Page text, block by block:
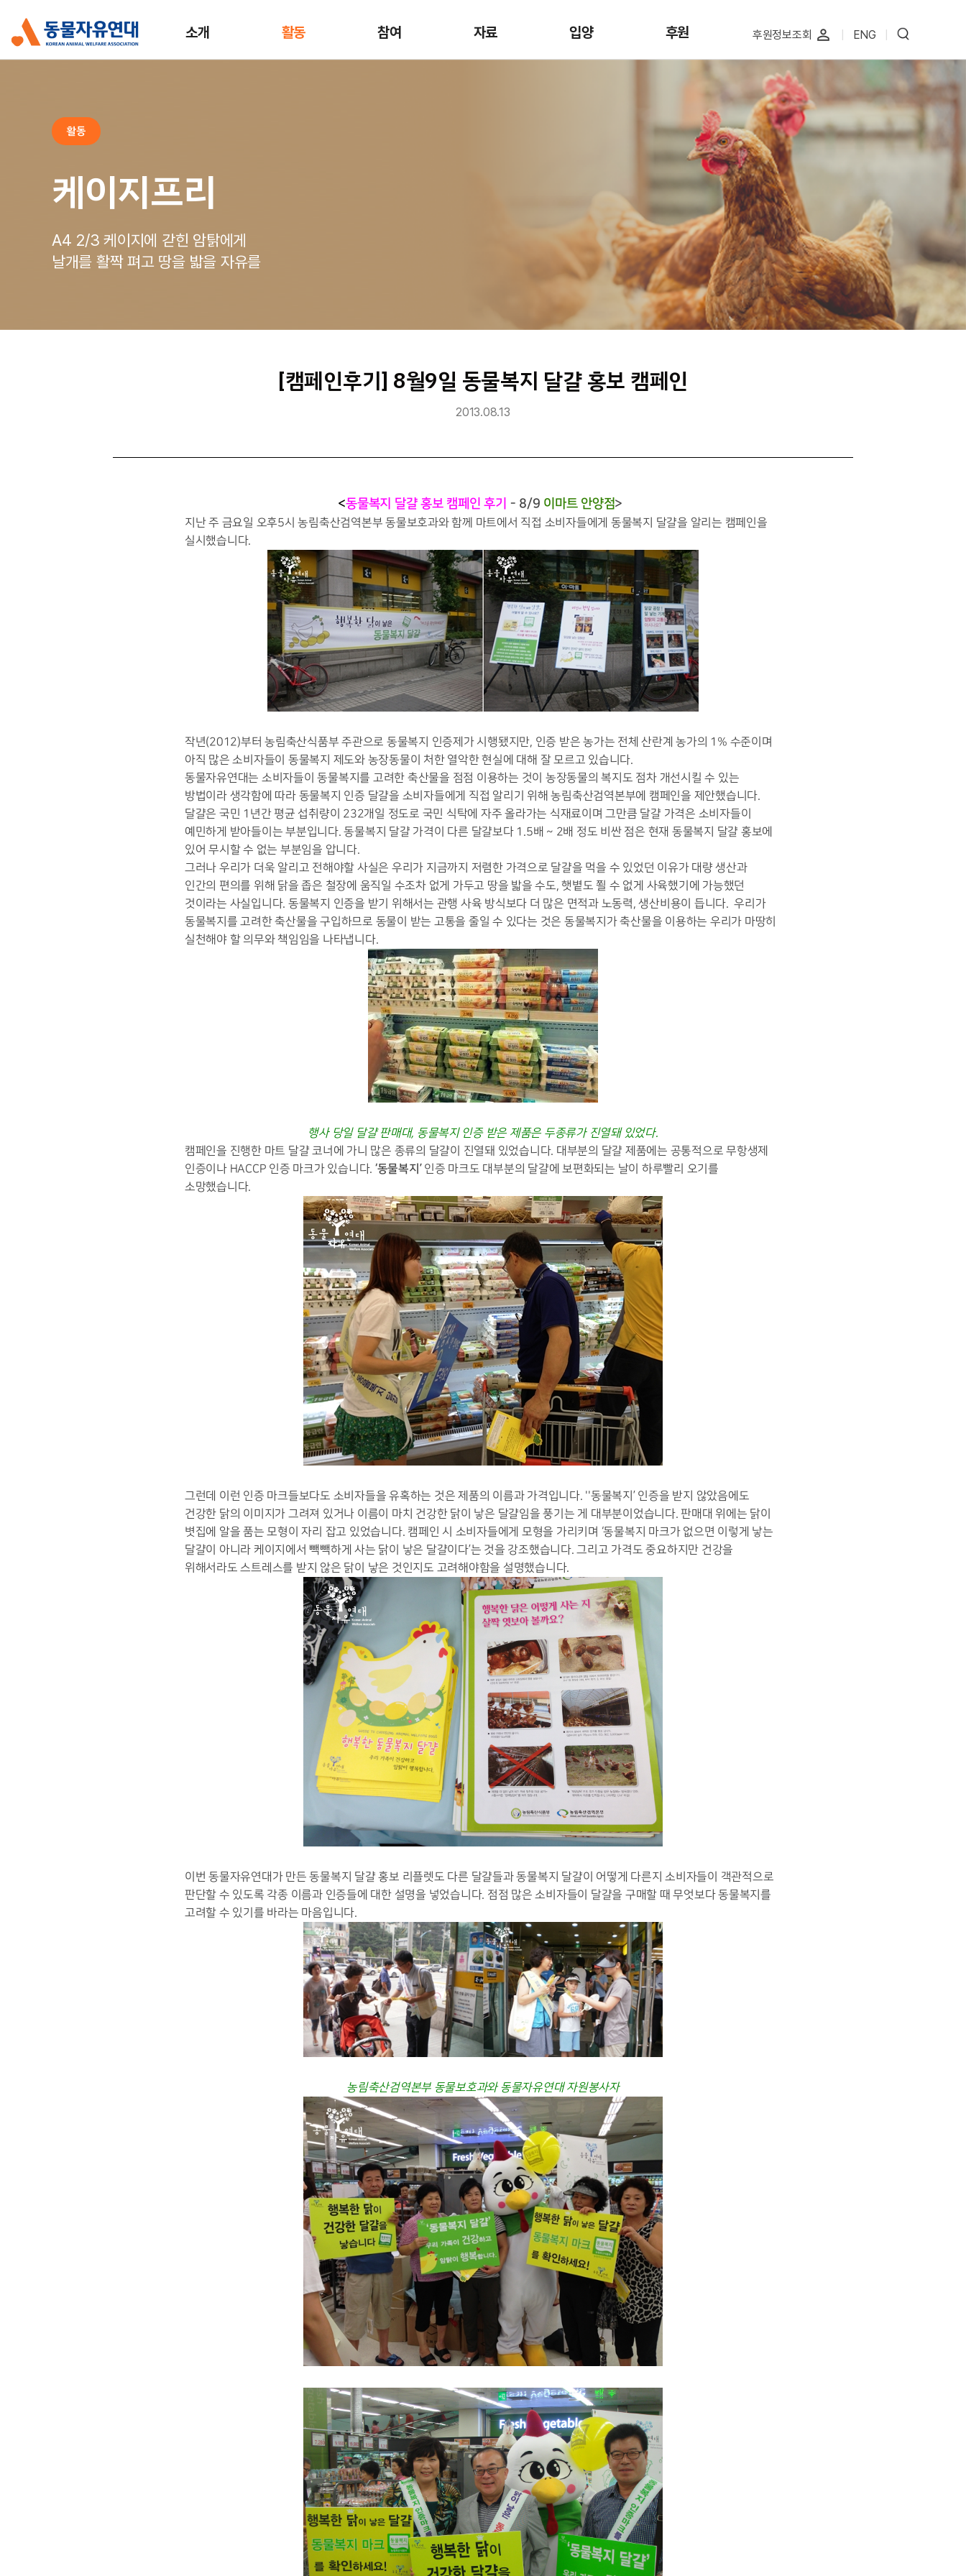
소개 활동 참여 자료 입양 후원 후원정보조회 perm_identity ENG
활동
케이지프리
A4 2/3 케이지에 갇힌 암탉에게
날개를 활짝 펴고 땅을 밟을 자유를
[캠페인후기] 8월9일 동물복지 달걀 홍보 캠페인
2013.08.13
<동물복지 달걀 홍보 캠페인 후기 - 8/9 이마트 안양점>
지난 주 금요일 오후5시 농림축산검역본부 동물보호과와 함께 마트에서 직접 소비자들에게 동물복지 달걀을 알리는 캠페인을
실시했습니다.
작년(2012)부터 농림축산식품부 주관으로 동물복지 인증제가 시행됐지만, 인증 받은 농가는 전체 산란계 농가의 1% 수준이며
아직 많은 소비자들이 동물복지 제도와 농장동물이 처한 열악한 현실에 대해 잘 모르고 있습니다.
동물자유연대는 소비자들이 동물복지를 고려한 축산물을 점점 이용하는 것이 농장동물의 복지도 점차 개선시킬 수 있는
방법이라 생각함에 따라 동물복지 인증 달걀을 소비자들에게 직접 알리기 위해 농림축산검역본부에 캠페인을 제안했습니다.
달걀은 국민 1년간 평균 섭취량이 232개일 정도로 국민 식탁에 자주 올라가는 식재료이며 그만큼 달걀 가격은 소비자들이
예민하게 받아들이는 부분입니다. 동물복지 달걀 가격이 다른 달걀보다 1.5배 ~ 2배 정도 비싼 점은 현재 동물복지 달걀 홍보에
있어 무시할 수 없는 부분임을 압니다.
그러나 우리가 더욱 알리고 전해야할 사실은 우리가 지금까지 저렴한 가격으로 달걀을 먹을 수 있었던 이유가 대량 생산과
인간의 편의를 위해 닭을 좁은 철장에 움직일 수조차 없게 가두고 땅을 밟을 수도, 햇볕도 쬘 수 없게 사육했기에 가능했던
것이라는 사실입니다. 동물복지 인증을 받기 위해서는 관행 사육 방식보다 더 많은 면적과 노동력, 생산비용이 듭니다. 우리가
동물복지를 고려한 축산물을 구입하므로 동물이 받는 고통을 줄일 수 있다는 것은 동물복지가 축산물을 이용하는 우리가 마땅히
실천해야 할 의무와 책임임을 나타냅니다.
행사 당일 달걀 판매대, 동물복지 인증 받은 제품은 두종류가 진열돼 있었다.
캠페인을 진행한 마트 달걀 코너에 가니 많은 종류의 달걀이 진열돼 있었습니다. 대부분의 달걀 제품에는 공통적으로 무항생제
인증이나 HACCP 인증 마크가 있습니다. ‘동물복지’인증 마크도 대부분의 달걀에 보편화되는 날이 하루빨리 오기를
소망했습니다.
그런데 이런 인증 마크들보다도 소비자들을 유혹하는 것은 제품의 이름과 가격입니다. ''동물복지’ 인증을 받지 않았음에도
건강한 닭의 이미지가 그려져 있거나 이름이 마치 건강한 닭이 낳은 달걀임을 풍기는 게 대부분이었습니다. 판매대 위에는 닭이
볏집에 알을 품는 모형이 자리 잡고 있었습니다. 캠페인 시 소비자들에게 모형을 가리키며 ‘동물복지 마크가 없으면 이렇게 낳는
달걀이 아니라 케이지에서 빽빽하게 사는 닭이 낳은 달걀이다’는 것을 강조했습니다. 그리고 가격도 중요하지만 건강을
위해서라도 스트레스를 받지 않은 닭이 낳은 것인지도 고려해야함을 설명했습니다.
이번 동물자유연대가 만든 동물복지 달걀 홍보 리플렛도 다른 달걀들과 동물복지 달걀이 어떻게 다른지 소비자들이 객관적으로
판단할 수 있도록 각종 이름과 인증들에 대한 설명을 넣었습니다. 점점 많은 소비자들이 달걀을 구매할 때 무엇보다 동물복지를
고려할 수 있기를 바라는 마음입니다.
농림축산검역본부 동물보호과와 동물자유연대 자원봉사자